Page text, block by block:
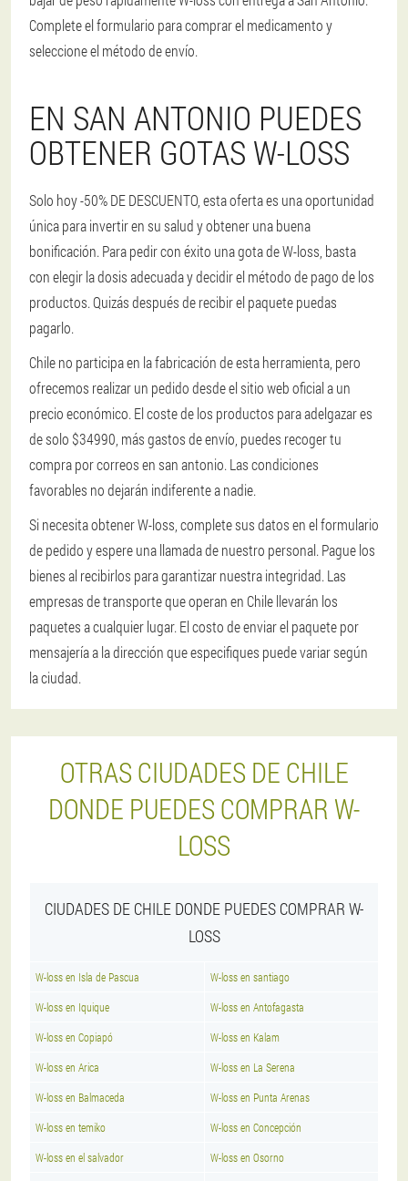
Complete el formulario para comprar el medicamento y
seleccione el método de envío.
EN SAN ANTONIO PUEDES
OBTENER GOTAS W-LOSS
Solo hoy -50% DE DESCUENTO, esta oferta es una oportunidad
única para invertir en su salud y obtener una buena
bonificación. Para pedir con éxito una gota de W-loss, basta
con elegir la dosis adecuada y decidir el método de pago de los
productos. Quizás después de recibir el paquete puedas
pagarlo.
Chile no participa en la fabricación de esta herramienta, pero
ofrecemos realizar un pedido desde el sitio web oficial a un
precio económico. El coste de los productos para adelgazar es
de solo $34990, más gastos de envío, puedes recoger tu
compra por correos en san antonio. Las condiciones
favorables no dejarán indiferente a nadie.
Si necesita obtener W-loss, complete sus datos en el formulario
de pedido y espere una llamada de nuestro personal. Pague los
bienes al recibirlos para garantizar nuestra integridad. Las
empresas de transporte que operan en Chile llevarán los
paquetes a cualquier lugar. El costo de enviar el paquete por
mensajería a la dirección que especifiques puede variar según
la ciudad.
OTRAS CIUDADES DE CHILE
DONDE PUEDES COMPRAR W-
LOSS
CIUDADES DE CHILE DONDE PUEDES COMPRAR W-
LOSS
W-loss en Isla de Pascua W-loss en santiago
W-loss en Iquique W-loss en Antofagasta
W-loss en Copiapó W-loss en Kalam
W-loss en Arica W-loss en La Serena
W-loss en Balmaceda W-loss en Punta Arenas
W-loss en temiko W-loss en Concepción
W-loss en el salvador W-loss en Osorno